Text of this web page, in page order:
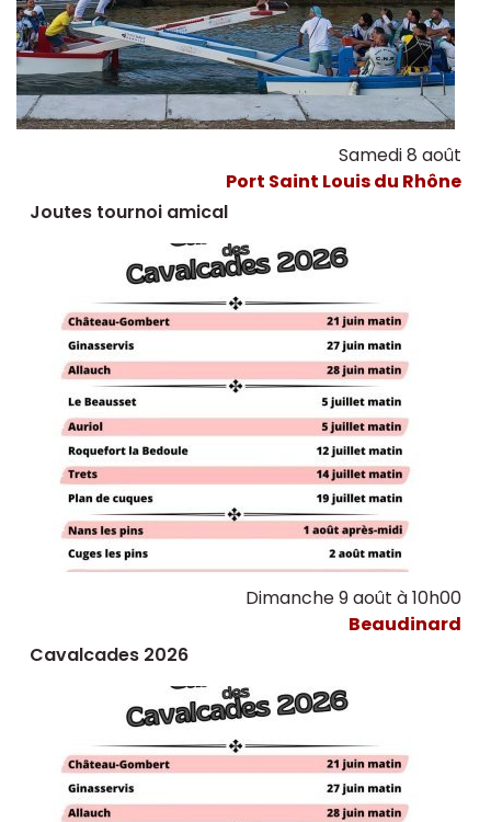
Samedi 8 août
Port Saint Louis du Rhône
Joutes tournoi amical
Dimanche 9 août à 10h00
Beaudinard
Cavalcades 2026